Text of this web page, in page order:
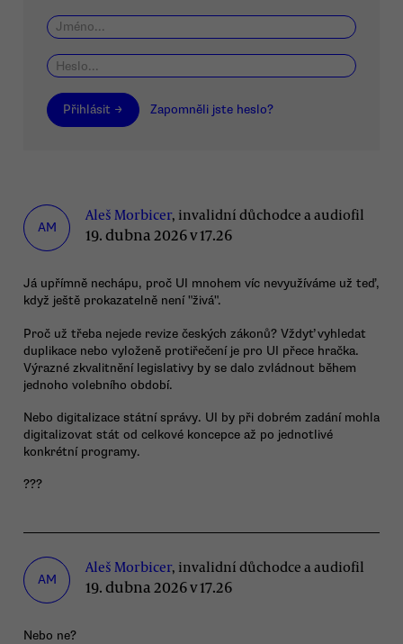
Přihlásit → Zapomněli jste heslo?
AM
Aleš Morbicer, invalidní důchodce a audiofil
19. dubna 2026 v 17.26
Já upřímně nechápu, proč UI mnohem víc nevyužíváme už teď,
když ještě prokazatelně není "živá".
Proč už třeba nejede revize českých zákonů? Vždyť vyhledat
duplikace nebo vyloženě protiřečení je pro UI přece hračka.
Výrazné zkvalitnění legislativy by se dalo zvládnout během
jednoho volebního období.
Nebo digitalizace státní správy. UI by při dobrém zadání mohla
digitalizovat stát od celkové koncepce až po jednotlivé
konkrétní programy.
???
AM
Aleš Morbicer, invalidní důchodce a audiofil
19. dubna 2026 v 17.26
Nebo ne?